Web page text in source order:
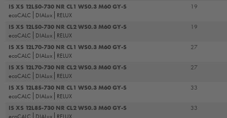
IS XS 12L50-730 NR CL1 WS0.3 M60 GY-S
ecoCALC
DIALux RELUX
19
IS XS 12L50-730 NR CL2 WS0.3 M60 GY-S
ecoCALC
DIALux RELUX
19
IS XS 12L70-730 NR CL1 WS0.3 M60 GY-S
ecoCALC
DIALux RELUX
27
IS XS 12L70-730 NR CL2 WS0.3 M60 GY-S
ecoCALC
DIALux RELUX
27
IS XS 12L85-730 NR CL1 WS0.3 M60 GY-S
ecoCALC
DIALux RELUX
33
IS XS 12L85-730 NR CL2 WS0.3 M60 GY-S
33